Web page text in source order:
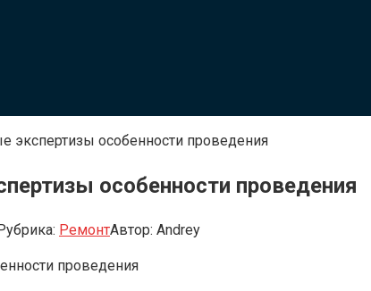
экспертизы особенности проведения
особенности проведения
РемонтАвтор: Andrey
проведения